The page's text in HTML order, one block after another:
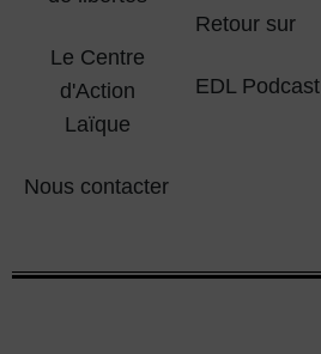
Le Centre
d'Action
Laïque
Nous contacter
Retour sur
EDL Podcast